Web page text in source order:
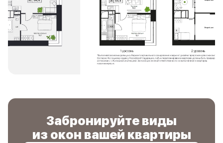
Забронируйте виды
из окон вашей квартиры